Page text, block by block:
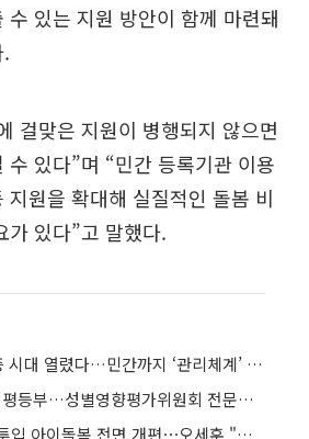
수 있는 지원 방안이 함께 마련돼
걸맞은 지원이 병행되지 않으면
수 있다”며 “민간 등록기관 이용
지원을 확대해 실질적인 돌봄 비
가 있다”고 말했다.
아이돌봄 국가자격증 시대 열렸다…민간까지 ‘관리체계’ 확대
AI 시대 대응 나선 성평등부…성별영향평가위원회 전문성 강화
서울시, 1조8796억 투입 아이돌봄 전면 개편⋯오세훈 "선심성 정책 아니야"